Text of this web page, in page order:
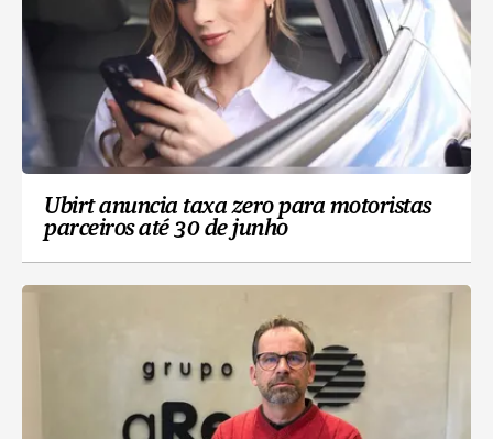
Ubirt anuncia taxa zero para motoristas
parceiros até 30 de junho